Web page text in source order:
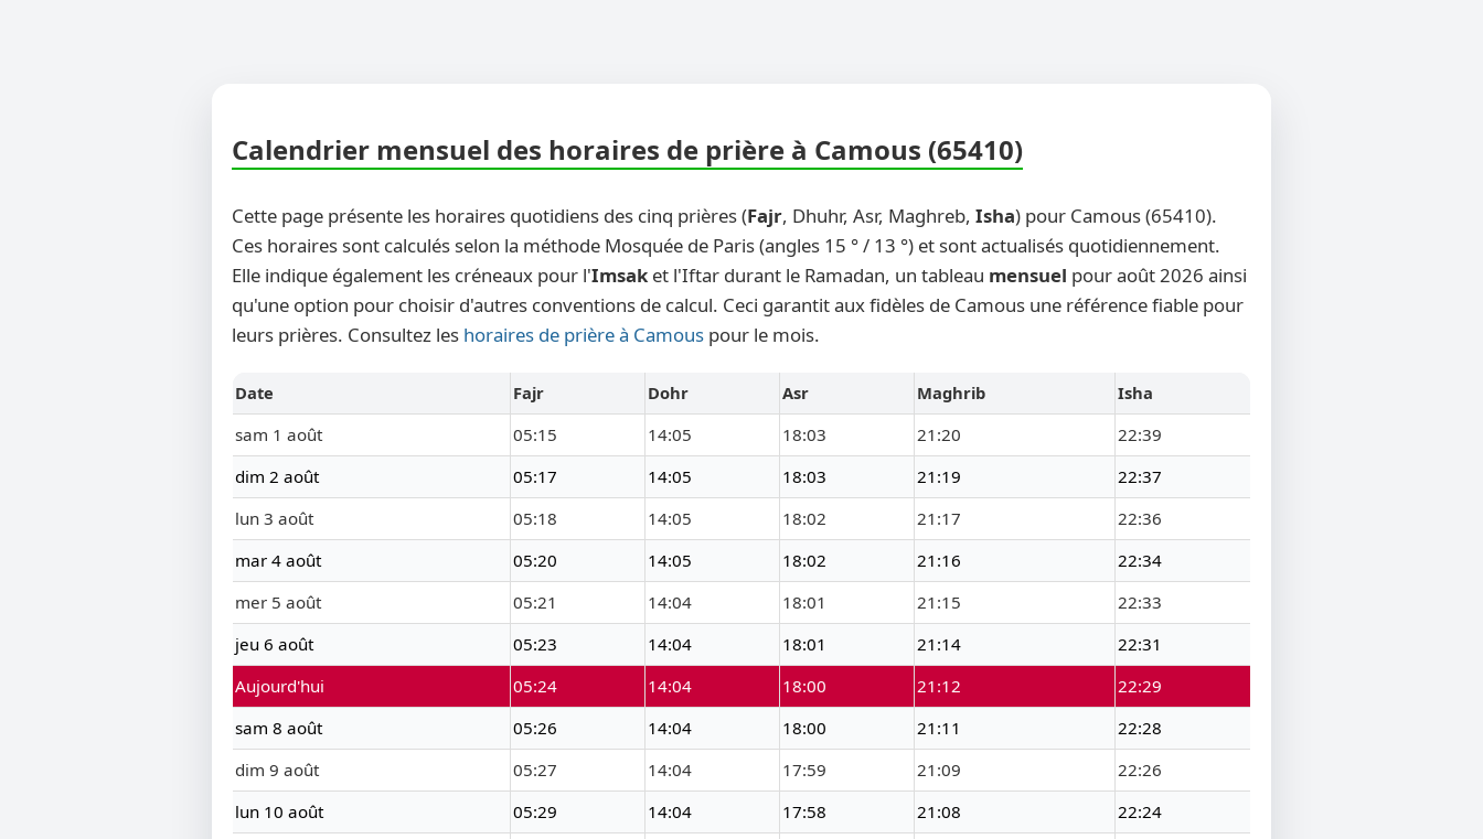
Calendrier mensuel des horaires de prière à Camous (65410)
Cette page présente les horaires quotidiens des cinq prières (Fajr, Dhuhr, Asr, Maghreb, Isha) pour Camous (65410).
Ces horaires sont calculés selon la méthode Mosquée de Paris (angles 15 ° / 13 °) et sont actualisés quotidiennement.
Elle indique également les créneaux pour l'Imsak et l'Iftar durant le Ramadan, un tableau mensuel pour août 2026 ainsi
qu'une option pour choisir d'autres conventions de calcul. Ceci garantit aux fidèles de Camous une référence fiable pour
leurs prières. Consultez les horaires de prière à Camous pour le mois.
Date Fajr Dohr Asr Maghrib
Isha
sam 1 août
05:15 14:05 18:03 21:20
22:39
dim 2 août
05:17 14:05 18:03 21:19
22:37
lun 3 août
05:18 14:05 18:02 21:17
22:36
mar 4 août
05:20 14:05 18:02 21:16
22:34
mer 5 août
05:21 14:04 18:01 21:15
22:33
jeu 6 août
05:23 14:04 18:01 21:14
22:31
Aujourd'hui
05:24 14:04 18:00 21:12
22:29
sam 8 août
05:26 14:04 18:00 21:11
22:28
dim 9 août
05:27 14:04 17:59 21:09
22:26
lun 10 août
05:29 14:04 17:58 21:08
22:24